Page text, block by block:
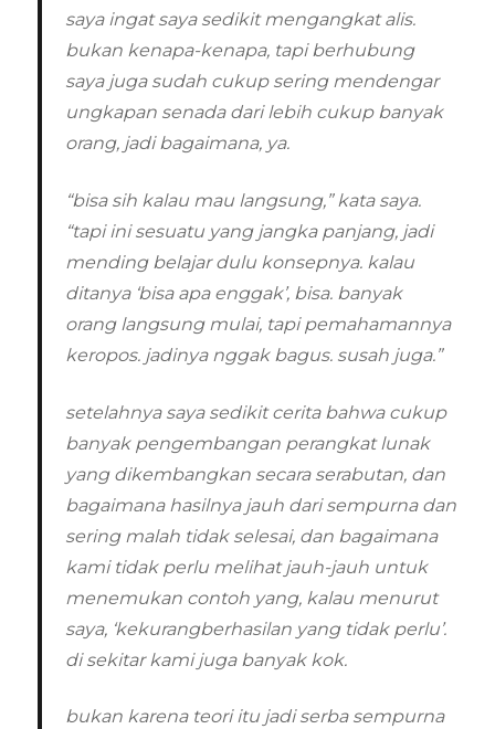
saya ingat saya sedikit mengangkat alis.
bukan kenapa-kenapa, tapi berhubung
saya juga sudah cukup sering mendengar
ungkapan senada dari lebih cukup banyak
orang, jadi bagaimana, ya.
“bisa sih kalau mau langsung,” kata saya.
“tapi ini sesuatu yang jangka panjang, jadi
mending belajar dulu konsepnya. kalau
ditanya ‘bisa apa enggak’, bisa. banyak
orang langsung mulai, tapi pemahamannya
keropos. jadinya nggak bagus. susah juga.”
setelahnya saya sedikit cerita bahwa cukup
banyak pengembangan perangkat lunak
yang dikembangkan secara serabutan, dan
bagaimana hasilnya jauh dari sempurna dan
sering malah tidak selesai, dan bagaimana
kami tidak perlu melihat jauh-jauh untuk
menemukan contoh yang, kalau menurut
saya, ‘kekurangberhasilan yang tidak perlu’.
di sekitar kami juga banyak kok.
bukan karena teori itu jadi serba sempurna